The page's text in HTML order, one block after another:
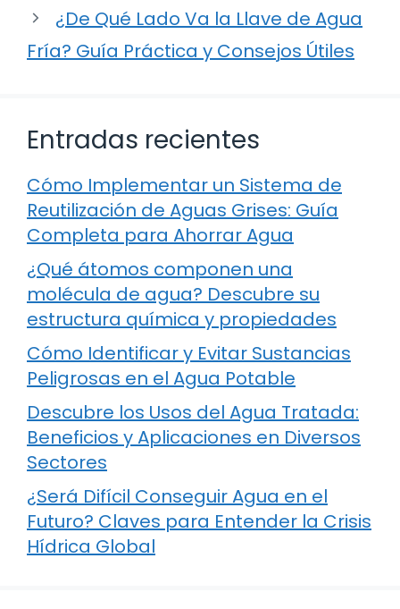
¿De Qué Lado Va la Llave de Agua
Fría? Guía Práctica y Consejos Útiles
Entradas recientes
Cómo Implementar un Sistema de
Reutilización de Aguas Grises: Guía
Completa para Ahorrar Agua
¿Qué átomos componen una
molécula de agua? Descubre su
estructura química y propiedades
Cómo Identificar y Evitar Sustancias
Peligrosas en el Agua Potable
Descubre los Usos del Agua Tratada:
Beneficios y Aplicaciones en Diversos
Sectores
¿Será Difícil Conseguir Agua en el
Futuro? Claves para Entender la Crisis
Hídrica Global